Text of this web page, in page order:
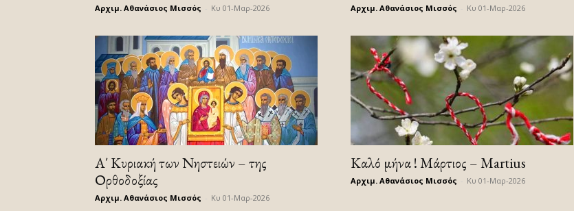
Αρχιμ. Αθανάσιος Μισσός Κυ 01-Μαρ-2026 Αρχιμ. Αθανάσιος Μισσός Κυ 01-Μαρ-2026
Α΄ Κυριακή των Νηστειών – της
Ορθοδοξίας
Αρχιμ. Αθανάσιος Μισσός Κυ 01-Μαρ-2026
Καλό μήνα ! Μάρτιος – Martius
Αρχιμ. Αθανάσιος Μισσός Κυ 01-Μαρ-2026